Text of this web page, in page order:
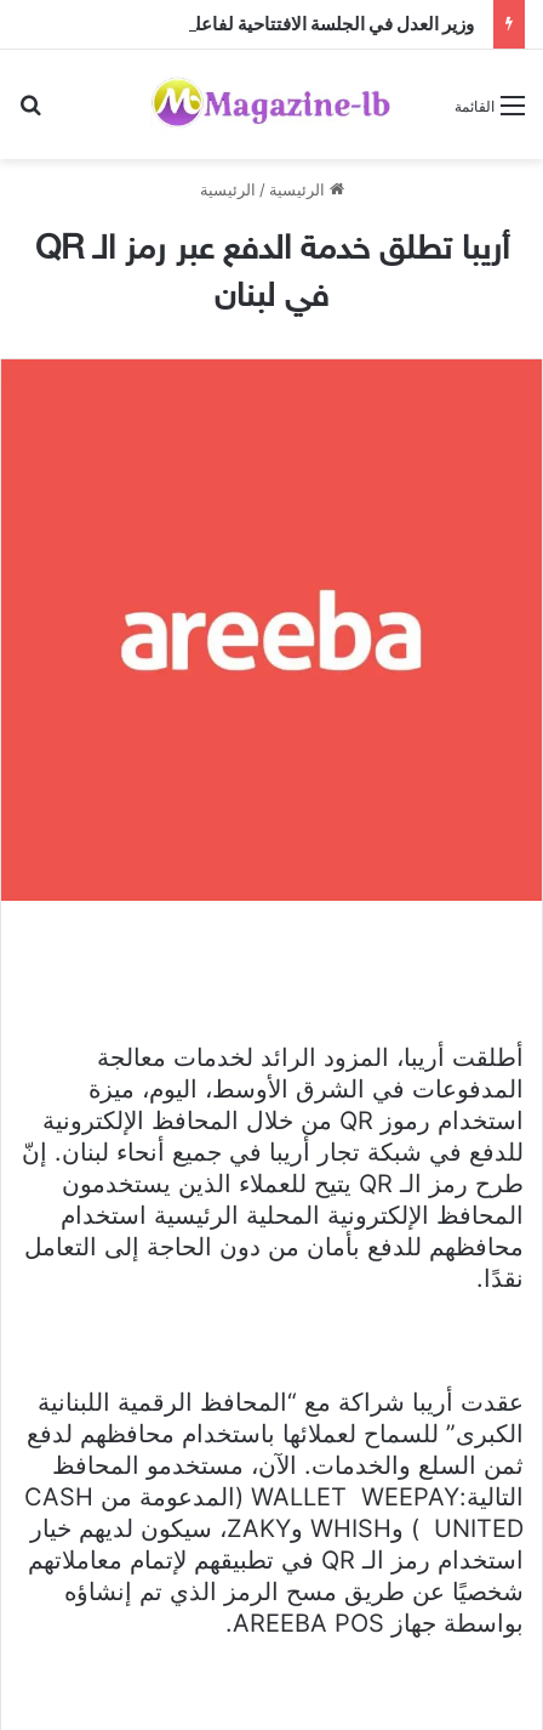
القائمة
الرئيسية / الرئيسية
أريبا تطلق خدمة الدفع عبر رمز الـ QR
في لبنان
أطلقت أريبا، المزود الرائد لخدمات معالجة
المدفوعات في الشرق الأوسط، اليوم، ميزة
استخدام رموز QR من خلال المحافظ الإلكترونية
للدفع في شبكة تجار أريبا في جميع أنحاء لبنان. إنّ
طرح رمز الـ QR يتيح للعملاء الذين يستخدمون
المحافظ الإلكترونية المحلية الرئيسية استخدام
محافظهم للدفع بأمان من دون الحاجة إلى التعامل
نقدًا.
عقدت أريبا شراكة مع “المحافظ الرقمية اللبنانية
الكبرى” للسماح لعملائها باستخدام محافظهم لدفع
ثمن السلع والخدمات. الآن، مستخدمو المحافظ
التالية:WALLET WEEPAY (المدعومة من CASH
UNITED ) وWHISH وZAKY، سيكون لديهم خيار
استخدام رمز الـ QR في تطبيقهم لإتمام معاملاتهم
شخصيًا عن طريق مسح الرمز الذي تم إنشاؤه
بواسطة جهاز AREEBA POS.